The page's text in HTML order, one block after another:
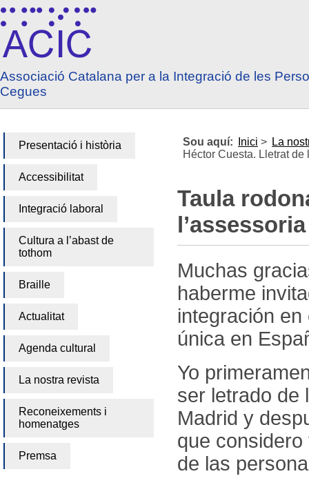
Anar a contingut
Anar a menú principal
Associació Catalana per a la Integració de les
Cegues
Presentació i història
Accessibilitat
Integració laboral
Cultura a l’abast de
tothom
Braille
Actualitat
Agenda cultural
La nostra revista
Reconeixements i
homenatges
Premsa
Sou aquí: Inici > La
Héctor Cuesta. Lletrat de
Taula
Muchas
haberme
integración
única en
Yo
ser letrado de
Madrid y
que
de las